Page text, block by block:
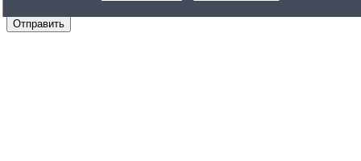
Отправить